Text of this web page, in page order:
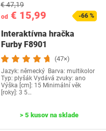
od € 15,99
€ 47,19
-66 %
Interaktívna hračka
Furby F8901
(47×)
Jazyk: německý Barva: multikolor
Typ: plyšák Vydává zvuky: ano
Výška [cm]: 15 Minimální věk
[roky]: 3 5…
> 5 kusov na sklade